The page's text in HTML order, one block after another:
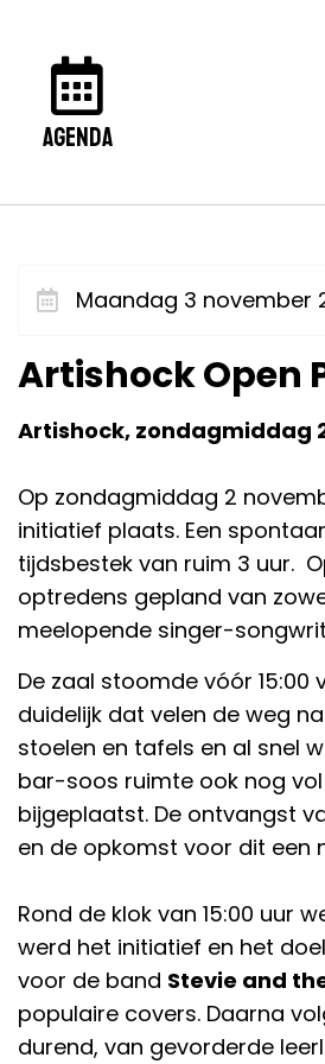
agenda
Maandag 3 november
Artishock Open
Artishock, zondagmiddag
Op zondagmiddag 2
initiatief plaats. Een
tijdsbestek van ruim 3 uur.
optredens gepland van
meelopende singer-
De zaal stoomde vóór
duidelijk dat velen de weg
stoelen en tafels en al snel
bar-soos ruimte ook nog
bijgeplaatst. De ontvangst
en de opkomst voor dit een
Rond de klok van 15:00 uur
werd het initiatief en het
voor de band Stevie and
populaire covers. Daarna
durend, van gevorderde